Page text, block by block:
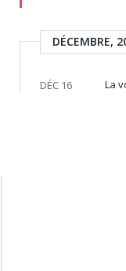
DÉCEMBRE,
DÉC 16 La